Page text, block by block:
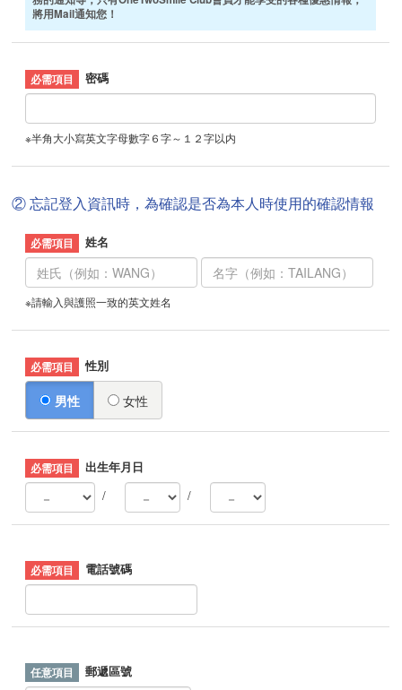
將用Mail通知您！
密碼
※半角大小寫英文字母數字６字～１２字以内
② 忘記登入資訊時，為確認是否為本人時使用的確認情報
姓名
※請輸入與護照一致的英文姓名
性別
男性 女性
出生年月日
/
/
電話號碼
郵遞區號